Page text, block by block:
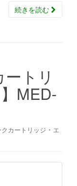
続きを読む
トリ
MED-
クカートリッジ ・ エ